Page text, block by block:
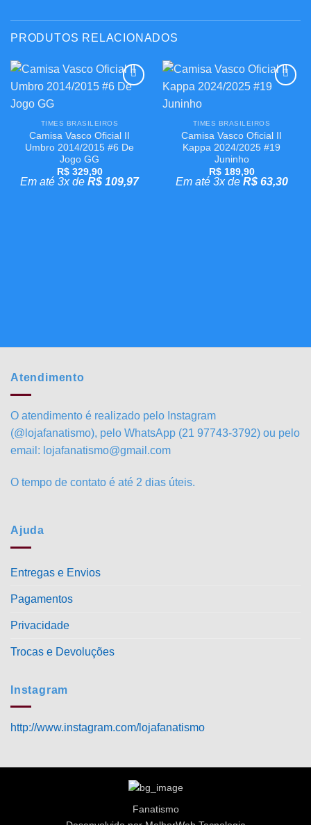
PRODUTOS RELACIONADOS
desejos
TIMES BRASILEIROS
Camisa Vasco Oficial II
Umbro 2014/2015 #6 De
Jogo GG
R$329,90
Em até 3x de R$ 109,97
desejos
TIMES BRASILEIROS
Camisa Vasco Oficial II
Kappa 2024/2025 #19
Juninho
R$189,90
Em até 3x de R$63,30
Atendimento
O atendimento é realizado pelo Instagram
(@lojafanatismo), pelo WhatsApp (21 97743-3792) ou pelo
email: lojafanatismo@gmail.com
O tempo de contato é até 2 dias úteis.
Ajuda
Entregas e Envios
Pagamentos
Privacidade
Trocas e Devoluções
Instagram
http://www.instagram.com/lojafanatismo
Fanatismo